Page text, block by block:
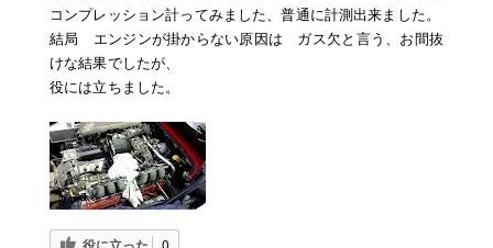
コンプレッション計ってみました、普通に計測出来ました。
結局 エンジンが掛からない原因は ガス欠と言う、お間抜
けな結果でしたが、
役には立ちました。